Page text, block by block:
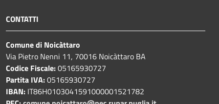
CONTATTI
Comune di Noicàttaro
Via Pietro Nenni 11, 70016 Noicàttaro BA
Codice Fiscale:05165930727
Partita IVA:05165930727
IBAN: IT86H0103041591000001521782